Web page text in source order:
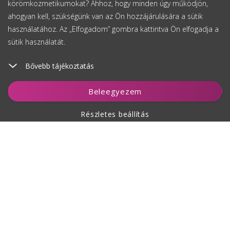
körömkozmetikumokat? Ahhoz, hogy minden úgy működjön,
ahogyan kell, szükségünk van az Ön hozzájárulására a sütik
használatához. Az „Elfogadom” gombra kattintva Ön elfogadja a
sütik használatát.
Bővebb tájékoztatás
Beleegyezem
Részletes beállítás